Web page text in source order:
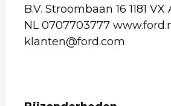
B.V. Stroombaan 16 1181
NL 0707703777
klanten@ford.com